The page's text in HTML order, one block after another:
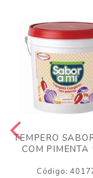
TEMPERO
COM PIMENTA
Código: